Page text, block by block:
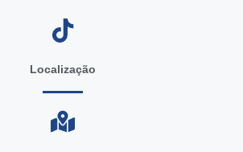
Localização